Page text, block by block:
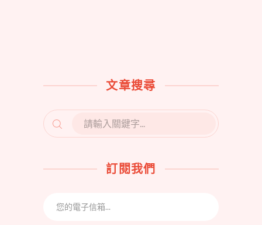
文章搜尋
SEARCH
FOR:
訂閱我們